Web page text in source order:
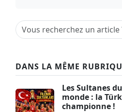
DANS LA MÊME
Les Sultanes
monde : la
championne !